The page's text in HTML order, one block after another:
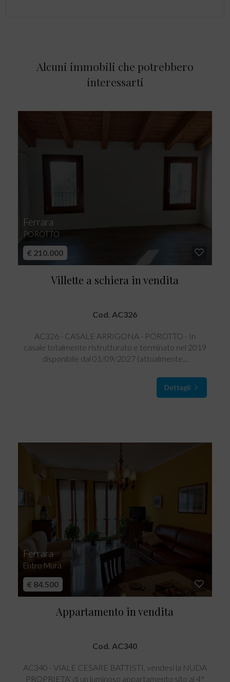
Alcuni immobili che potrebbero
interessarti
Ferrara
POROTTO
€ 210.000
Villette a schiera in vendita
Cod. AC326
AC326 - CASALE ARRIGONA - POROTTO - In
casale totalmente ristrutturato e terminato nel 2019
disponibile dal 01/09/2027 (attualmente...
Dettagli
Ferrara
Entro Mura
€ 84.500
Appartamento in vendita
Cod. AC340
AC340 - VIALE CESARE BATTISTI, vendesi la NUDA
PROPRIETA' di un luminoso appartamento sito al 4°